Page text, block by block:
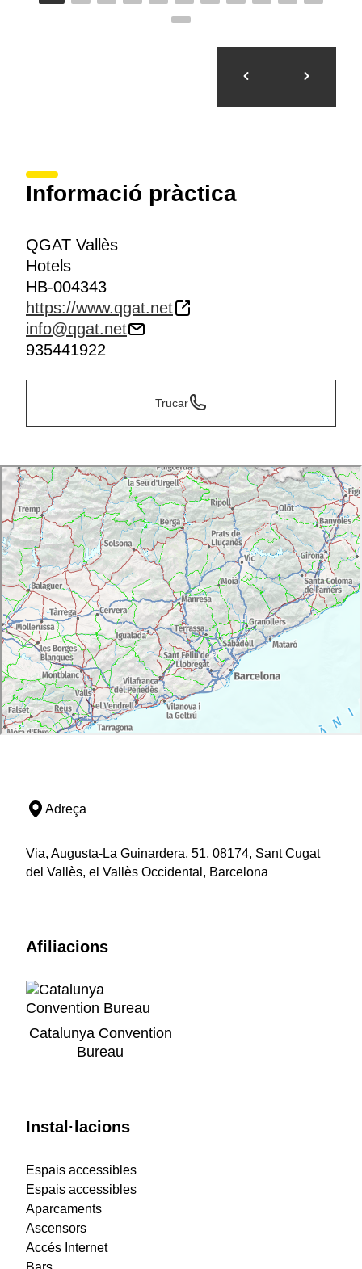
Informació pràctica
QGAT Vallès
Hotels
HB-004343
https://www.qgat.net
info@qgat.net
935441922
Trucar
Adreça
Via, Augusta-La Guinardera, 51, 08174, Sant Cugat
del Vallès, el Vallès Occidental, Barcelona
Afiliacions
Catalunya Convention
Bureau
Instal·lacions
Espais accessibles
Espais accessibles
Aparcaments
Ascensors
Accés Internet